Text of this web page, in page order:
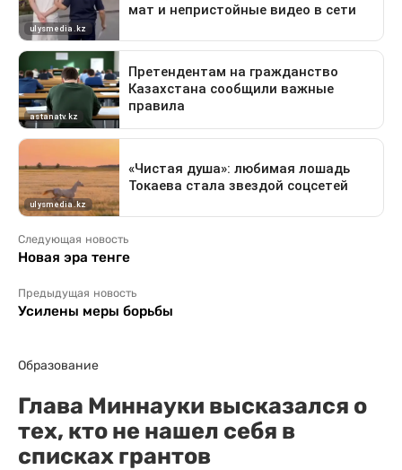
Следующая новость
Новая эра тенге
Предыдущая новость
Усилены меры борьбы
Образование
Глава Миннауки высказался о
тех, кто не нашел себя в
списках грантов